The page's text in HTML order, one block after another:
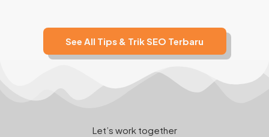
See All Tips & Trik SEO Terbaru
Let’s work together